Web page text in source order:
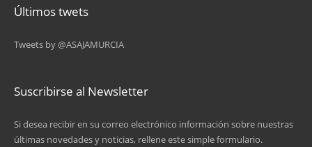
Últimos twets
Tweets by @ASAJAMURCIA
Suscribirse al Newsletter
Si desea recibir en su correo electrónico información sobre nuestras
últimas novedades y noticias, rellene este simple formulario.